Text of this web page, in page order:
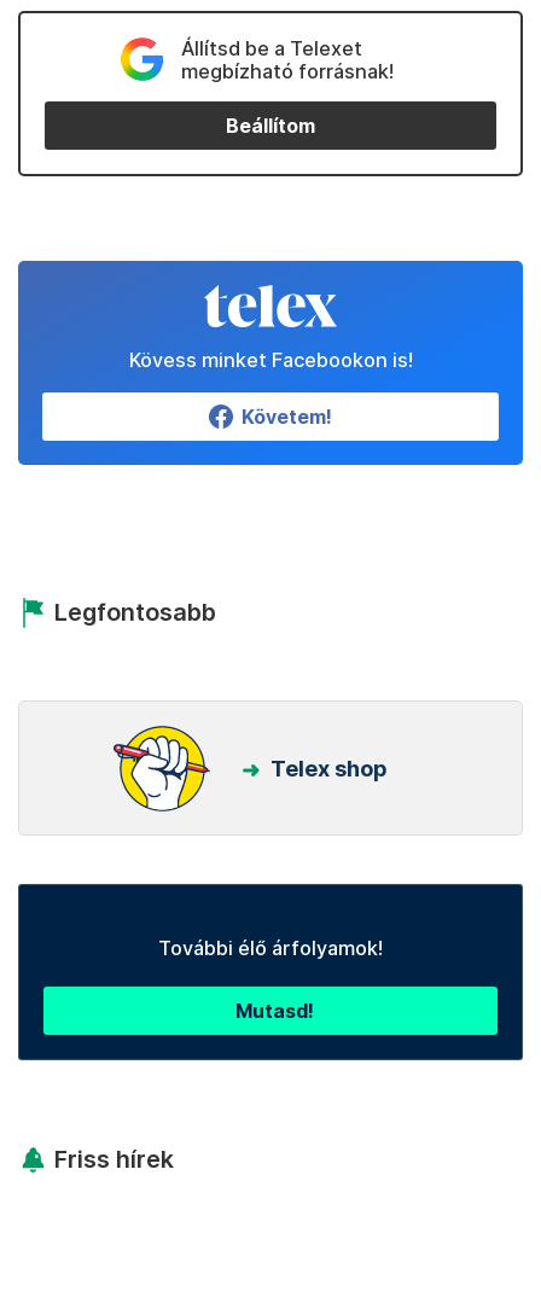
Állítsd be a Telexet
megbízható forrásnak!
Beállítom
Kövess minket Facebookon is!
Követem!
Legfontosabb
Telex shop
További élő árfolyamok!
Mutasd!
Friss hírek